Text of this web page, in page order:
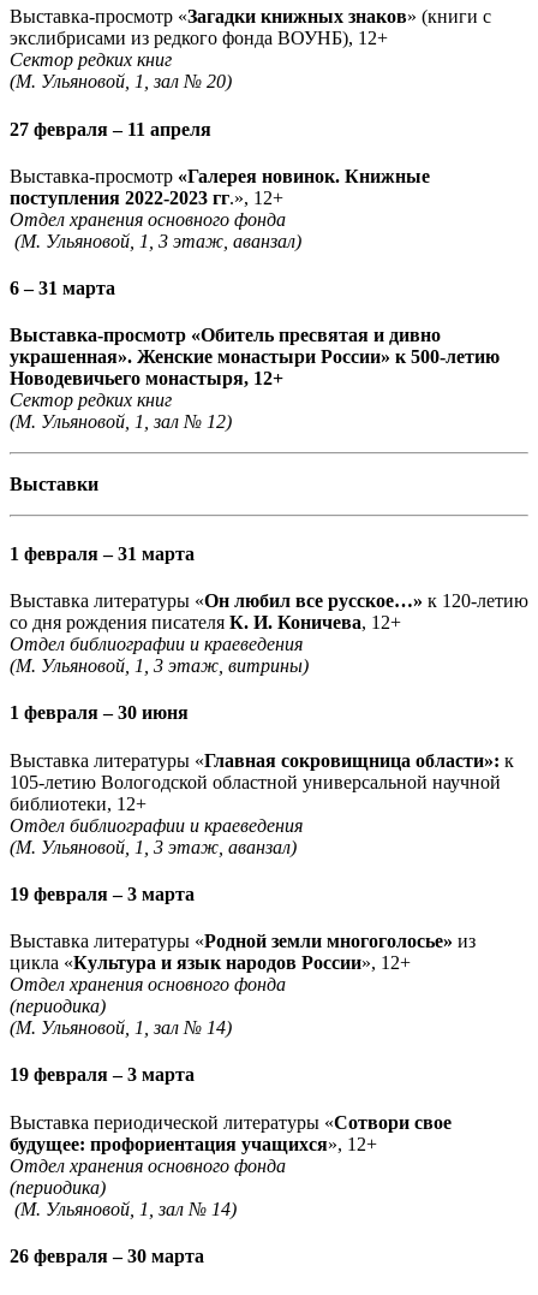
Выставка-просмотр «Загадки книжных знаков» (книги с
экслибрисами из редкого фонда ВОУНБ), 12+
Сектор редких книг
(М. Ульяновой, 1, зал № 20)
27 февраля – 11 апреля
Выставка-просмотр «Галерея новинок. Книжные
поступления 2022-2023 гг.», 12+
Отдел хранения основного фонда
(М. Ульяновой, 1, 3 этаж, аванзал)
6 – 31 марта
Выставка-просмотр «Обитель пресвятая и дивно
украшенная». Женские монастыри России» к 500-летию
Новодевичьего монастыря, 12+
Сектор редких книг
(М. Ульяновой, 1, зал № 12)
Выставки
1 февраля – 31 марта
Выставка литературы «Он любил все русское…» к 120-летию
со дня рождения писателя К. И. Коничева, 12+
Отдел библиографии и краеведения
(М. Ульяновой, 1, 3 этаж, витрины)
1 февраля – 30 июня
Выставка литературы «Главная сокровищница области»: к
105-летию Вологодской областной универсальной научной
библиотеки, 12+
Отдел библиографии и краеведения
(М. Ульяновой, 1, 3 этаж, аванзал)
19 февраля – 3 марта
Выставка литературы «Родной земли многоголосье» из
цикла «Культура и язык народов России», 12+
Отдел хранения основного фонда
(периодика)
(М. Ульяновой, 1, зал № 14)
19 февраля – 3 марта
Выставка периодической литературы «Сотвори свое
будущее: профориентация учащихся», 12+
Отдел хранения основного фонда
(периодика)
(М. Ульяновой, 1, зал № 14)
26 февраля – 30 марта